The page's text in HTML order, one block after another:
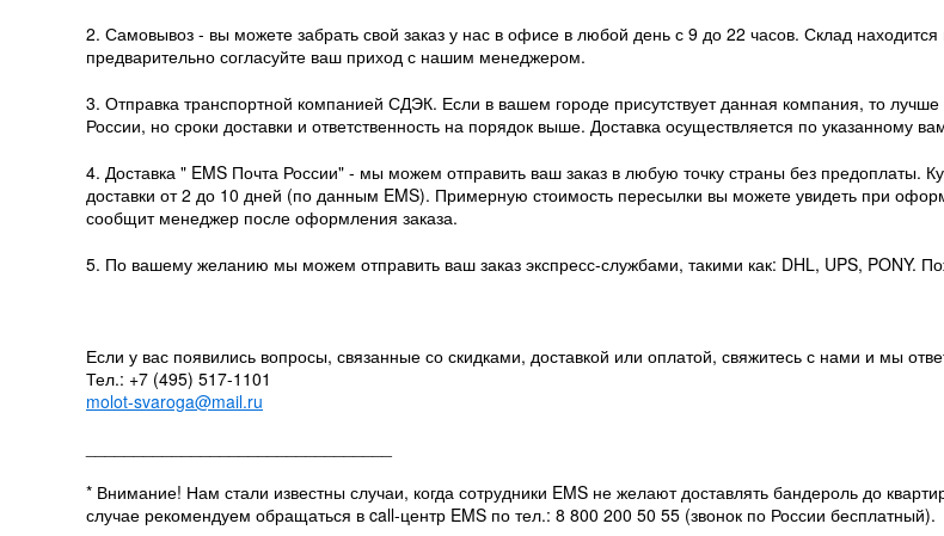
2. Самовывоз - вы можете забрать свой заказ у нас в офисе в любой день с 9 до 22 часов. Склад
предварительно согласуйте ваш приход с нашим менеджером.
3. Отправка транспортной компанией СДЭК. Если в вашем городе присутствует данная компания, то
России, но сроки доставки и ответственность на порядок выше. Доставка осуществляется по указанному
4. Доставка " EMS Почта России" - мы можем отправить ваш заказ в любую точку страны без предоплаты.
доставки от 2 до 10 дней (по данным EMS). Примерную стоимость пересылки вы можете увидеть при
сообщит менеджер после оформления заказа.
5. По вашему желанию мы можем отправить ваш заказ экспресс-службами, такими как: DHL, UPS, PONY.
Если у вас появились вопросы, связанные со скидками, доставкой или оплатой, свяжитесь с нами и мы
Тел.: +7 (495) 517-1101
molot-svaroga@mail.ru
* Внимание! Нам стали известны случаи, когда сотрудники EMS не желают доставлять бандероль до
случае рекомендуем обращаться в call-центр EMS по тел.: 8 800 200 50 55 (звонок по России бесплатный).